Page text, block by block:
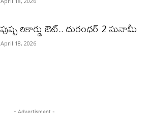
పుష్ప రికార్డు ఔట్‌.. దురంధ‌ర్ 2 సునామీ
April 18, 2026
- Advertisment -